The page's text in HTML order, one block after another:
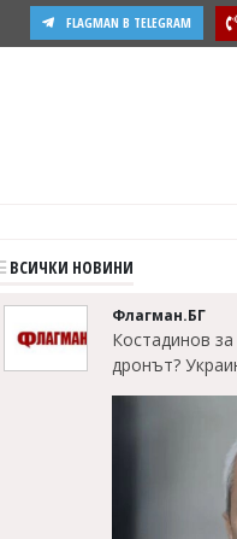
FLAGMAN В TELEGRAM
ВСИЧКИ НОВИНИ
Флагман.БГ
Костадинов
дронът?